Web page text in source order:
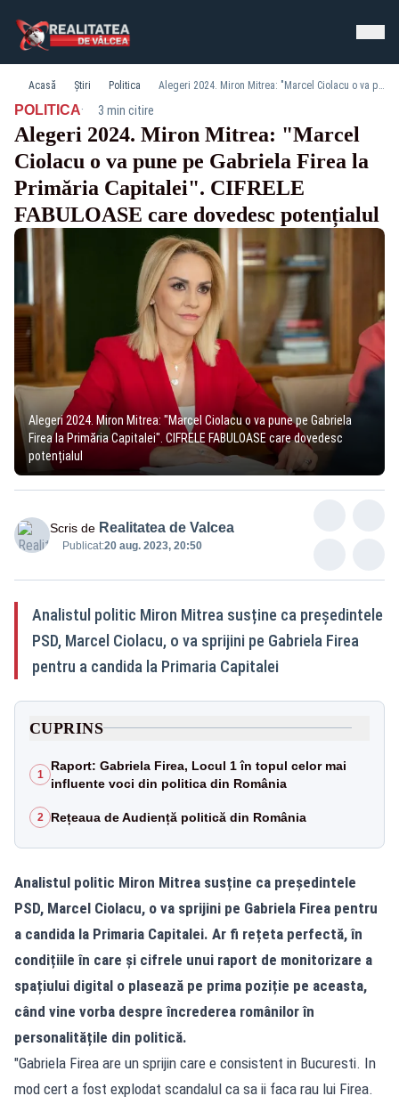
Acasă Știri Politica Alegeri 2024. Miron Mitrea: "Marcel Ciolacu o va pune pe Gabriela Firea la Primăria Capitalei". CIFRELE FABULOASE care dovedesc potențialul
POLITICA· 3 min citire
Alegeri 2024. Miron Mitrea: "Marcel
Ciolacu o va pune pe Gabriela Firea la
Primăria Capitalei". CIFRELE
FABULOASE care dovedesc potențialul
Alegeri 2024. Miron Mitrea: "Marcel Ciolacu o va pune pe Gabriela
Firea la Primăria Capitalei". CIFRELE FABULOASE care dovedesc
potențialul
Scris de Realitatea de Valcea
Publicat:20 aug. 2023, 20:50
Analistul politic Miron Mitrea susține ca președintele
PSD, Marcel Ciolacu, o va sprijini pe Gabriela Firea
pentru a candida la Primaria Capitalei
CUPRINS
1
Raport: Gabriela Firea, Locul 1 în topul celor mai
influente voci din politica din România
2 Rețeaua de Audiență politică din România
Analistul politic Miron Mitrea susține ca președintele
PSD, Marcel Ciolacu, o va sprijini pe Gabriela Firea pentru
a candida la Primaria Capitalei. Ar fi rețeta perfectă, în
condițiile în care și cifrele unui raport de monitorizare a
spațiului digital o plasează pe prima poziție pe aceasta,
când vine vorba despre încrederea românilor în
personalitățile din politică.
"Gabriela Firea are un sprijin care e consistent in Bucuresti. In
mod cert a fost explodat scandalul ca sa ii faca rau lui Firea.